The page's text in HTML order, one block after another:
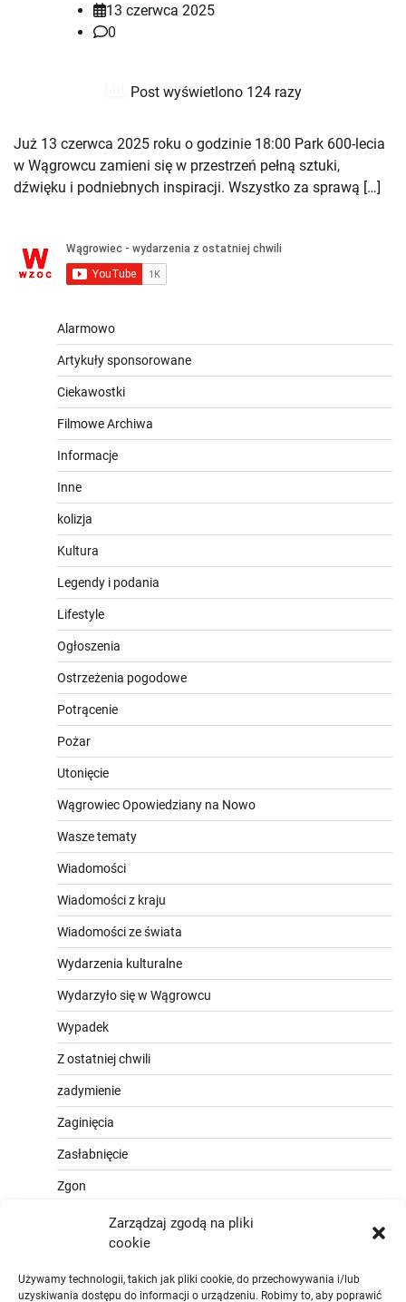
Zarządzaj zgodą na pliki
cookie
Używamy technologii, takich jak pliki cookie, do przechowywania i/lub
uzyskiwania dostępu do informacji o urządzeniu. Robimy to, aby poprawić
13 czerwca 2025
0
Post wyświetlono 124 razy
Już 13 czerwca 2025 roku o godzinie 18:00 Park 600-lecia
w Wągrowcu zamieni się w przestrzeń pełną sztuki,
dźwięku i podniebnych inspiracji. Wszystko za sprawą […]
Alarmowo
Artykuły sponsorowane
Ciekawostki
Filmowe Archiwa
Informacje
Inne
kolizja
Kultura
Legendy i podania
Lifestyle
Ogłoszenia
Ostrzeżenia pogodowe
Potrącenie
Pożar
Utonięcie
Wągrowiec Opowiedziany na Nowo
Wasze tematy
Wiadomości
Wiadomości z kraju
Wiadomości ze świata
Wydarzenia kulturalne
Wydarzyło się w Wągrowcu
Wypadek
Z ostatniej chwili
zadymienie
Zaginięcia
Zasłabnięcie
Zgon